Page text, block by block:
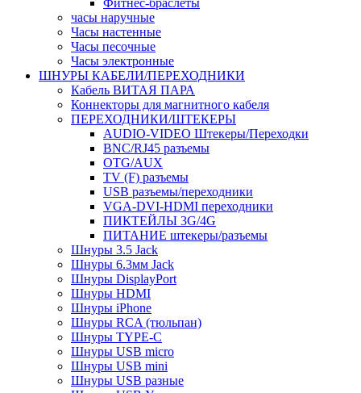
Фитнес-браслеты
часы наручные
Часы настенные
Часы песочные
Часы электронные
ШНУРЫ КАБЕЛИ/ПЕРЕХОДНИКИ
Кабель ВИТАЯ ПАРА
Коннекторы для магнитного кабеля
ПЕРЕХОДНИКИ/ШТЕКЕРЫ
AUDIO-VIDEO Штекеры/Переходки
BNC/RJ45 разъемы
OTG/AUX
TV (F) разъемы
USB разъемы/переходники
VGA-DVI-HDMI переходники
ПИКТЕЙЛЫ 3G/4G
ПИТАНИЕ штекеры/разъемы
Шнуры 3.5 Jack
Шнуры 6.3мм Jack
Шнуры DisplayPort
Шнуры HDMI
Шнуры iPhone
Шнуры RCA (тюльпан)
Шнуры TYPE-C
Шнуры USB micro
Шнуры USB mini
Шнуры USB разные